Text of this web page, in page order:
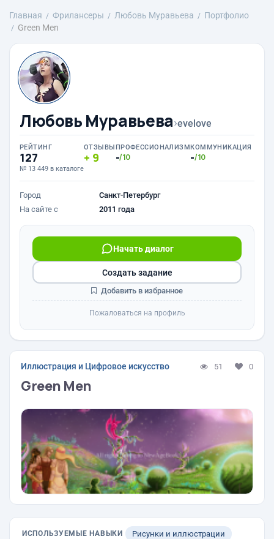
Главная Фрилансеры Любовь Муравьева
Портфолио
Green Men
Любовь Муравьева›evelove
РЕЙТИНГ
127
№ 13 449 в каталоге
ОТЗЫВЫ
9
ПРОФЕССИОНАЛИЗМ
-/10
КОММУНИКАЦИЯ
-/10
Город
Санкт-Петербург
На сайте с
2011 года
Начать диалог
Создать задание
Добавить в избранное
Пожаловаться на профиль
Иллюстрация и Цифровое искусство 51 0
Green Men
ИСПОЛЬЗУЕМЫЕ НАВЫКИ Рисунки и иллюстрации